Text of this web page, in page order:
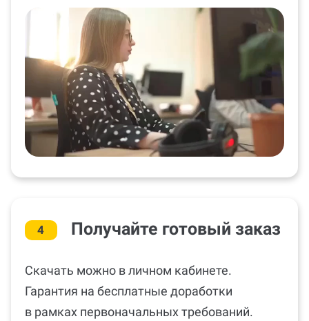
4 Получайте готовый заказ
Скачать можно в личном кабинете.
Гарантия на бесплатные доработки
в рамках первоначальных требований.